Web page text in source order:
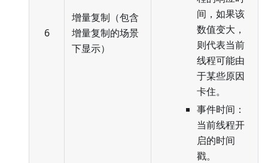
6
增量复制（包含
增量复制的场景
下显示）
间，如果该
数值变大，
则代表当前
线程可能由
于某些原因
卡住。
事件时间：
当前线程开
启的时间
戳。